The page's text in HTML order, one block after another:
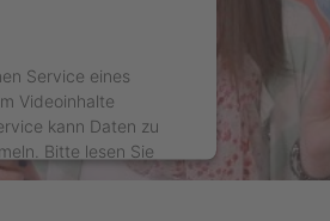
Service eines
Videoinhalte
kann Daten zu
Bitte lesen Sie
stimmen Sie der